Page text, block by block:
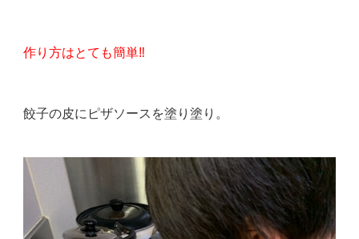
作り方はとても簡単‼️
餃子の皮にピザソースを塗り塗り。